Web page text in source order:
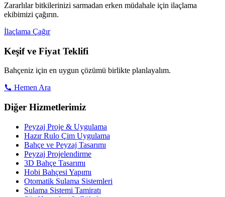
Zararlılar bitkilerinizi sarmadan erken müdahale için ilaçlama
ekibimizi çağırın.
İlaçlama Çağır
Keşif ve Fiyat Teklifi
Bahçeniz için en uygun çözümü birlikte planlayalım.
Hemen Ara
Diğer Hizmetlerimiz
Peyzaj Proje & Uygulama
Hazır Rulo Çim Uygulama
Bahçe ve Peyzaj Tasarımı
Peyzaj Projelendirme
3D Bahçe Tasarımı
Hobi Bahçesi Yapımı
Otomatik Sulama Sistemleri
Sulama Sistemi Tamiratı